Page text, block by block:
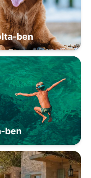
ben
ben